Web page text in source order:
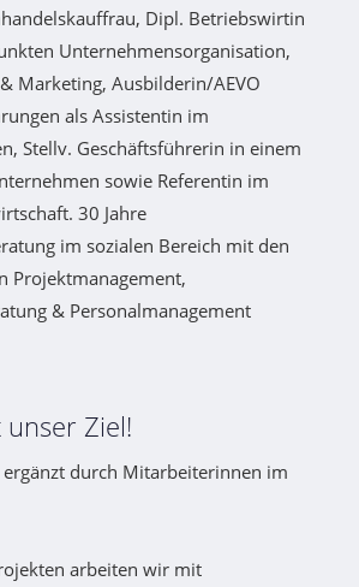
Dipl. Betriebswirtin
Unternehmensorganisation,
Marketing, Ausbilderin/AEVO
als Assistentin im
Stellv. Geschäftsführerin in einem
sowie Referentin im
30 Jahre
im sozialen Bereich mit den
Projektmanagement,
& Personalmanagement
Ziel!
durch Mitarbeiterinnen im
arbeiten wir mit